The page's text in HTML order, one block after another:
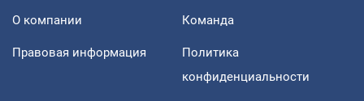
О компании Команда
Правовая информация
Политика
конфиденциальности